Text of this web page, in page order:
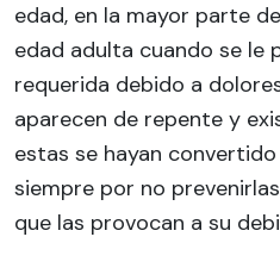
edad, en la mayor parte
edad adulta cuando se le
requerida debido a
aparecen de repente y
estas se hayan
siempre por no
que las provocan a su